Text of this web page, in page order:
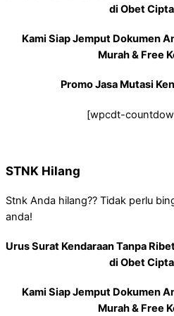
di Obet
Kami Siap Jemput Dokumen
Murah & Free
Promo Jasa Mutasi
[wpcdt-
STNK Hilang
Stnk Anda hilang?? Tidak perlu
anda!
Urus Surat Kendaraan Tanpa
di Obet
Kami Siap Jemput Dokumen
Murah & Free